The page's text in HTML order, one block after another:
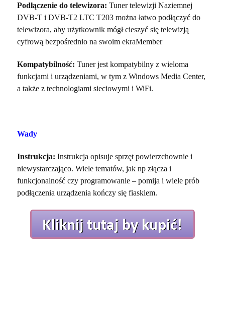
Podłączenie do telewizora: Tuner telewizji Naziemnej
DVB-T i DVB-T2 LTC T203 można łatwo podłączyć do
telewizora, aby użytkownik mógł cieszyć się telewizją
cyfrową bezpośrednio na swoim ekraMember
Kompatybilność: Tuner jest kompatybilny z wieloma
funkcjami i urządzeniami, w tym z Windows Media Center,
a także z technologiami sieciowymi i WiFi.
Wady
Instrukcja: Instrukcja opisuje sprzęt powierzchownie i
niewystarczająco. Wiele tematów, jak np złącza i
funkcjonalność czy programowanie – pomija i wiele prób
podłączenia urządzenia kończy się fiaskiem.